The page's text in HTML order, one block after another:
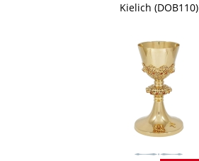
Kielich (DOB110)